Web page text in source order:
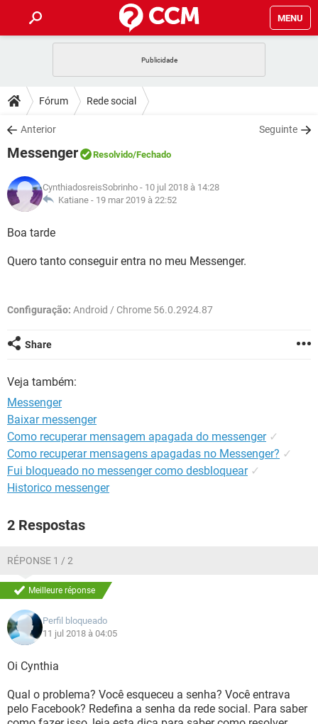
MENU
CELULAR
OUTLOOK
INSTAGRAM GMAIL
GUIA DE COMPRAS
DICAS
JOGOS
INSTAGRAM GMAIL
GUIA DE COMPRAS
DOWNLOADS
JOGOS WHATSAPP
CELULAR
OUTLOOK EXCEL
INSTAGRAM
JOGOS WHATSAPP
CELULAR
OUTLOOK
INSTAGRAM GMAIL
GLOSSÁRIO
Fórum Rede social
Anterior Seguinte
Messenger Resolvido/Fechado
CynthiadosreisSobrinho - 10 jul 2018 à 14:28
Katiane - 19 mar 2019 à 22:52
Boa tarde
Quero tanto conseguir entra no meu Messenger.
Configuração: Android / Chrome 56.0.2924.87
Share
Veja também:
Messenger
Baixar messenger
Como recuperar mensagem apagada do messenger ✓
Como recuperar mensagens apagadas no Messenger? ✓
Fui bloqueado no messenger como desbloquear ✓
Historico messenger
2 Respostas
RÉPONSE 1 / 2
Meilleure réponse
Perfil bloqueado
11 jul 2018 à 04:05
Oi Cynthia
Qual o problema? Você esqueceu a senha? Você entrava
pelo Facebook? Redefina a senha da rede social. Para saber